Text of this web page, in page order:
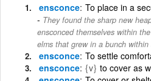
ensconce To place in a
They found the sharp new
ensconced themselves within
elms that grew in a bunch
ensconce To settle
ensconce {v} to cover as